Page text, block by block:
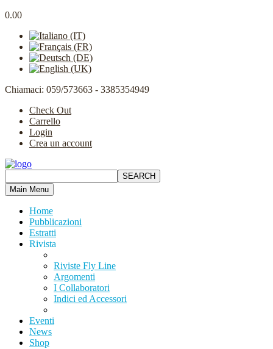
0.00
Chiamaci: 059/573663 - 3385354949
Check Out
Carrello
Login
Crea un account
Main Menu
Home
Pubblicazioni
Estratti
Rivista
Riviste Fly Line
Argomenti
I Collaboratori
Indici ed Accessori
Eventi
News
Shop